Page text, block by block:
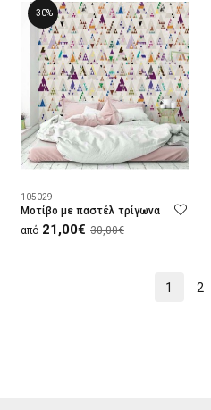
-30%
105029
Μοτίβο με παστέλ τρίγωνα
από 21,00€ 30,00€
1 2